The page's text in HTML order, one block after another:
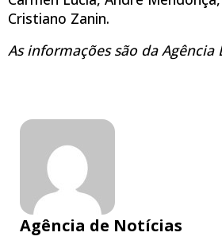
Cristiano Zanin.
As informações são da Agência
Agência de Notícias